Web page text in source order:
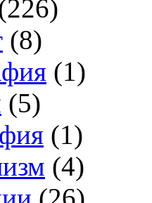
(8)
(1)
(5)
(1)
(4)